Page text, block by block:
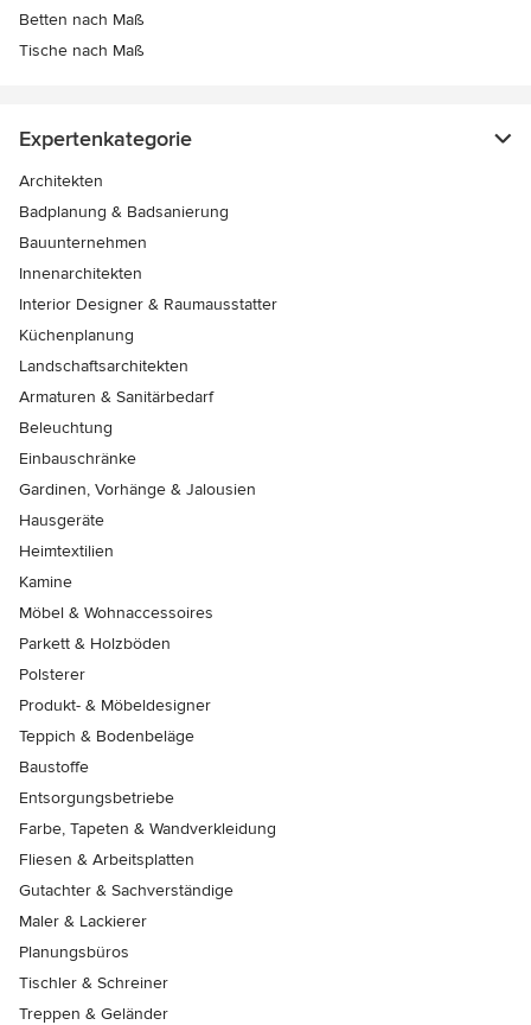
Betten nach Maß
Tische nach Maß
Expertenkategorie
Architekten
Badplanung & Badsanierung
Bauunternehmen
Innenarchitekten
Interior Designer & Raumausstatter
Küchenplanung
Landschaftsarchitekten
Armaturen & Sanitärbedarf
Beleuchtung
Einbauschränke
Gardinen, Vorhänge & Jalousien
Hausgeräte
Heimtextilien
Kamine
Möbel & Wohnaccessoires
Parkett & Holzböden
Polsterer
Produkt- & Möbeldesigner
Teppich & Bodenbeläge
Baustoffe
Entsorgungsbetriebe
Farbe, Tapeten & Wandverkleidung
Fliesen & Arbeitsplatten
Gutachter & Sachverständige
Maler & Lackierer
Planungsbüros
Tischler & Schreiner
Treppen & Geländer